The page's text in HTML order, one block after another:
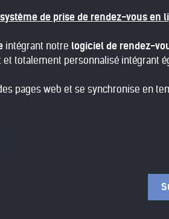
système de prise de rendez-vous en
intégrant notre logiciel de rendez-
et totalement personnalisé intégrant
pages web et se synchronise en